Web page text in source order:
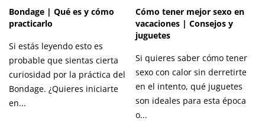
Bondage | Qué es y cómo
practicarlo
Si estás leyendo esto es
probable que sientas cierta
curiosidad por la práctica del
Bondage. ¿Quieres iniciarte
en...
Cómo tener mejor sexo en
vacaciones | Consejos y
juguetes
Si quieres saber cómo tener
sexo con calor sin derretirte
en el intento, qué juguetes
son ideales para esta época
o...